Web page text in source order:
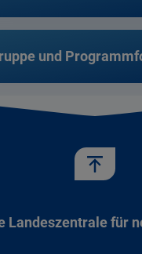
und
Landeszentrale für